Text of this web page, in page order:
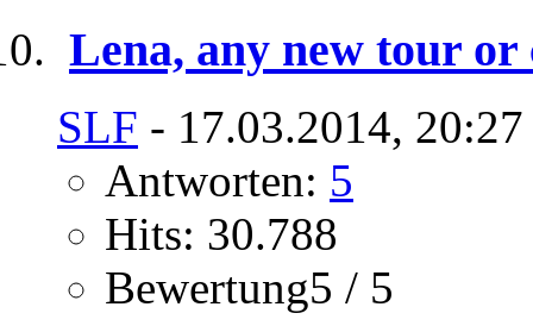
Lena, any new tour or
SLF - 17.03.2014,
Antworten: 5
Hits: 30.788
Bewertung5 / 5